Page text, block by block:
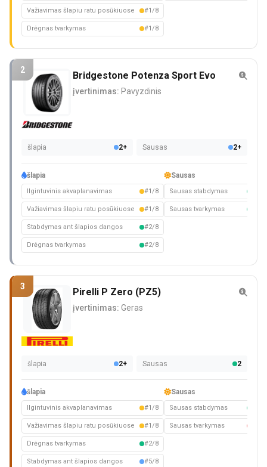
Važiavimas šlapiu ratu posūkiuose #1/8
Drėgnas tvarkymas #1/8
2 Bridgestone Potenza Sport Evo
įvertinimas: Pavyzdinis
šlapia 2+ Sausas 2+
šlapia
Ilgintuvinis akvaplanavimas #1/8
Važiavimas šlapiu ratu posūkiuose #1/8
Stabdymas ant šlapios dangos #2/8
Drėgnas tvarkymas #2/8
Sausas
Sausas stabdymas
Sausas tvarkymas
3 Pirelli P Zero (PZ5)
įvertinimas: Geras
šlapia 2+ Sausas 2
šlapia
Ilgintuvinis akvaplanavimas #1/8
Važiavimas šlapiu ratu posūkiuose #1/8
Drėgnas tvarkymas #2/8
Stabdymas ant šlapios dangos #5/8
Sausas
Sausas stabdymas
Sausas tvarkymas